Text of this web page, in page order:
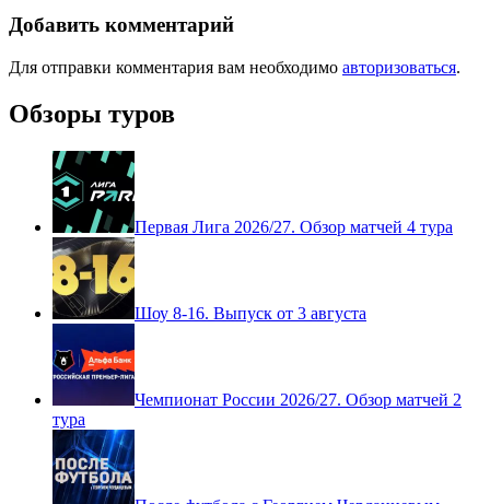
Добавить комментарий
Для отправки комментария вам необходимо авторизоваться.
Обзоры туров
Первая Лига 2026/27. Обзор матчей 4 тура
Шоу 8-16. Выпуск от 3 августа
Чемпионат России 2026/27. Обзор матчей 2
тура